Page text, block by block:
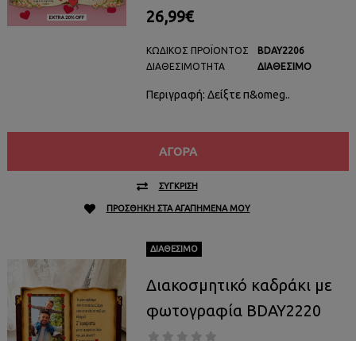
26,99€
ΚΩΔΙΚΌΣ ΠΡΟΪΌΝΤΟΣ
ΔΙΑΘΕΣΙΜΌΤΗΤΑ
BDAY2206
ΔΙΑΘΈΣΙΜΟ
Περιγραφή: Δείξτε π&omeg..
ΑΓΟΡΆ
ΣΎΓΚΡΙΣΗ
ΠΡΟΣΘΉΚΗ ΣΤΑ ΑΓΑΠΗΜΈΝΑ ΜΟΥ
ΔΙΑΘΈΣΙΜΟ
Διακοσμητικό καδράκι με
φωτογραφία BDAY2220